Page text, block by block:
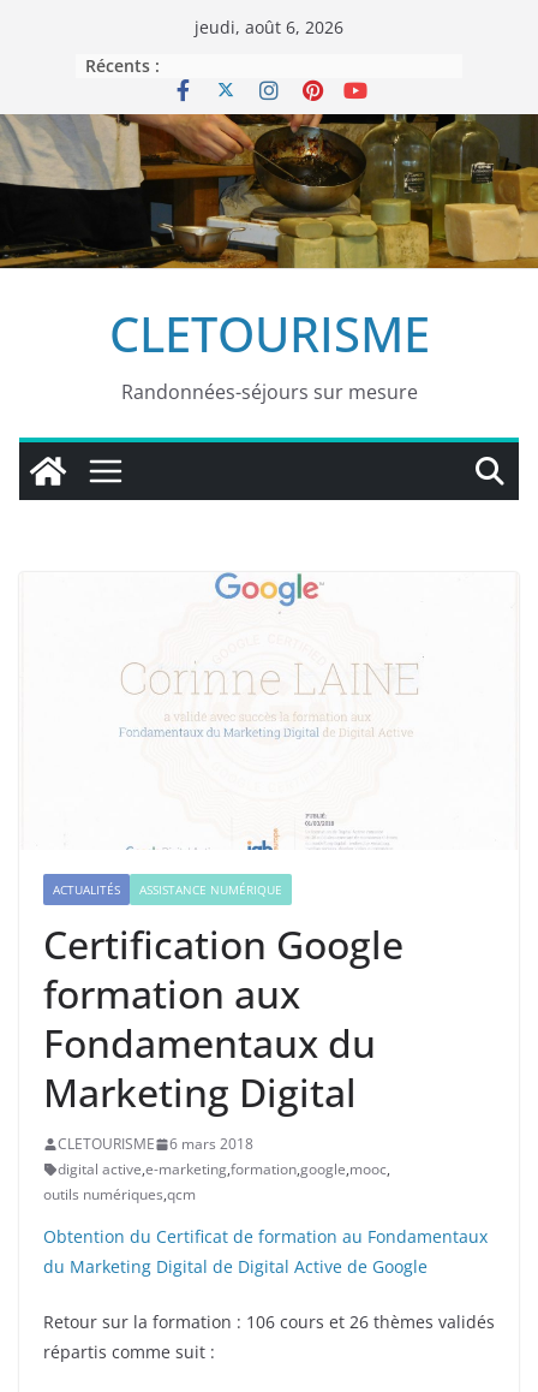
jeudi, août 6, 2026
Récents :
CLETOURISME
Randonnées-séjours sur mesure
ACTUALITÉS ASSISTANCE NUMÉRIQUE
Certification Google
formation aux
Fondamentaux du
Marketing Digital
CLETOURISME
6 mars 2018
digital active,e-marketing,formation,google,mooc,
outils numériques,qcm
Obtention du Certificat de formation au Fondamentaux
du Marketing Digital de Digital Active de Google
Retour sur la formation : 106 cours et 26 thèmes validés
répartis comme suit :